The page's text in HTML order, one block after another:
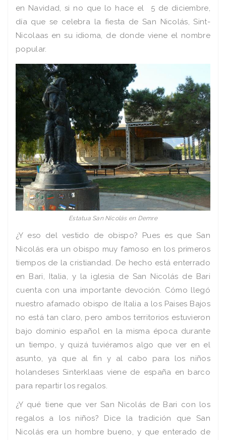
en Navidad, si no que lo hace el 5 de diciembre,
día que se celebra la fiesta de San Nicolás, Sint-
Nicolaas en su idioma, de donde viene el nombre
popular.
Estatua San Nicolás en Demre
¿Y eso del vestido de obispo? Pues es que San
Nicolás era un obispo muy famoso en los primeros
tiempos de la cristiandad. De hecho está enterrado
en Bari, Italia, y la iglesia de San Nicolás de Bari
cuenta con una importante devoción. Cómo llegó
nuestro afamado obispo de Italia a los Paises Bajos
no está tan claro, pero ambos territorios estuvieron
bajo dominio español en la misma época durante
un tiempo, y quizá tuviéramos algo que ver en el
asunto, ya que al fin y al cabo para los niños
holandeses Sinterklaas viene de españa en barco
para repartir los regalos.
¿Y qué tiene que ver San Nicolás de Bari con los
regalos a los niños? Dice la tradición que San
Nicolás era un hombre bueno, y que enterado de